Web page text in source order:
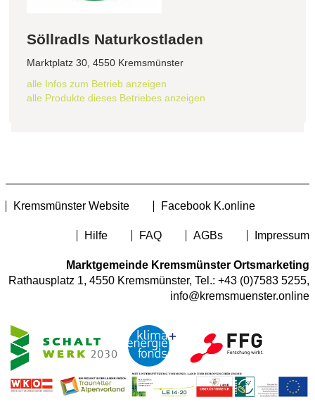
Söllradls Naturkostladen
Marktplatz 30, 4550 Kremsmünster
alle Infos zum Betrieb anzeigen
alle Produkte dieses Betriebes anzeigen
Kremsmünster Website Facebook K.online
Hilfe FAQ AGBs Impressum
Marktgemeinde Kremsmünster Ortsmarketing
Rathausplatz 1, 4550 Kremsmünster, Tel.: +43 (0)7583 5255,
info@kremsmuenster.online